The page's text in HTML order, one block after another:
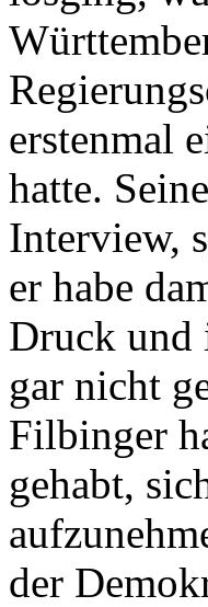
erstenmal
hatte.
Interview,
er habe
Druck und
gar nicht
Filbinger
gehabt,
der